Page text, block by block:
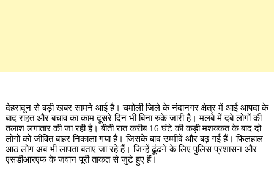
देहरादून से बड़ी खबर सामने आई है। चमोली जिले के नंदानगर क्षेत्र में आई आपदा के
बाद राहत और बचाव का काम दूसरे दिन भी बिना रुके जारी है। मलबे में दबे लोगों की
तलाश लगातार की जा रही है। बीती रात करीब 16 घंटे की कड़ी मशक्कत के बाद दो
लोगों को जीवित बाहर निकाला गया है। जिसके बाद उम्मीदें और बढ़ गई हैं। फिलहाल
आठ लोग अब भी लापता बताए जा रहे हैं। जिन्हें ढूंढने के लिए पुलिस प्रशासन और
एसडीआरएफ के जवान पूरी ताकत से जुटे हुए हैं।